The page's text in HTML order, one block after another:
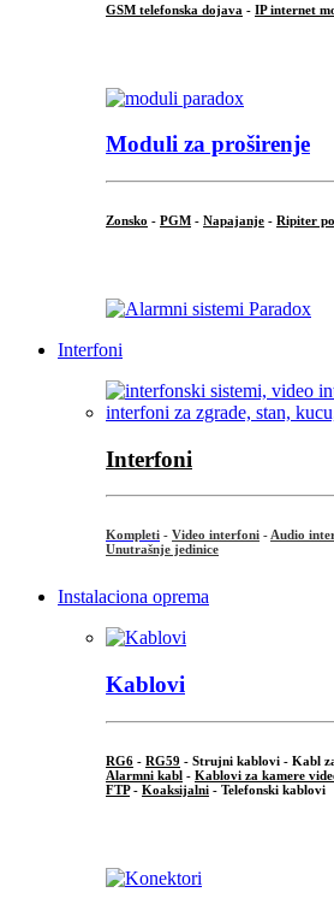
GSM telefonska dojava - IP internet
Moduli za proširenje
Zonsko - PGM - Napajanje - Ripiter
Interfoni
Interfoni
Kompleti - Video interfoni - Audio
Unutrašnje jedinice
Instalaciona oprema
Kablovi
RG6 - RG59 - Strujni kablovi - Kabl
Alarmni kabl - Kablovi za kamere
FTP- Koaksijalni - Telefonski kablovi